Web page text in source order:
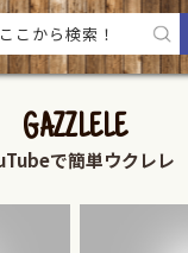
GAZZLELE
で簡単ウクレレ